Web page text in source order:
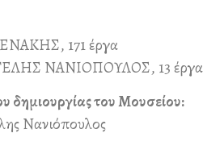
171 έργα
ΝΑΝΙΟΠΟΥΛΟΣ, 13 έργα
δημιουργίας του Μουσείου:
Νανιόπουλος